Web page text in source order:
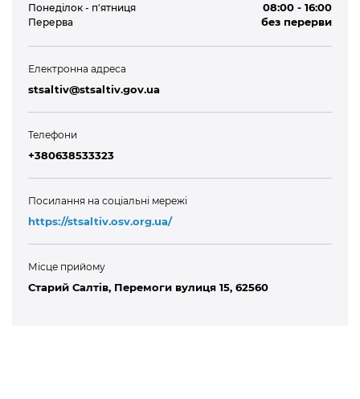
Понеділок - п'ятниця
08:00 - 16:00
Перерва без перерви
Електронна адреса
stsaltiv@stsaltiv.gov.ua
Телефони
+380638533323
Посилання на соціальні мережі
https://stsaltiv.osv.org.ua/
Місце прийому
Старий Салтів, Перемоги вулиця 15, 62560